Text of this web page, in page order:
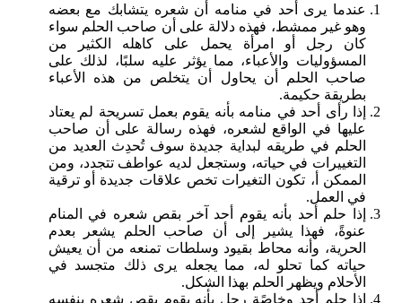
عندما يرى أحد في منامه أن شعره يتشابك مع بعضه
وهو غير ممشط، فهذه دلالة على أن صاحب الحلم سواء
كان رجل أو امرأة يحمل على كاهله الكثير من
المسؤوليات والأعباء، مما يؤثر عليه سلبًا، لذلك على
صاحب الحلم أن يحاول أن يتخلص من هذه الأعباء
بطريقة حكيمة.
إذا رأى أحد في منامه بأنه يقوم بعمل تسريحة لم يعتاد
عليها في الواقع لشعره، فهذه رسالة على أن صاحب
الحلم في طريقه لبداية جديدة سوف تُحدِث العديد من
التغييرات في حياته، وستجعل لديه عواطف تتجدد، ومن
الممكن أ، تكون التغيرات تخص علاقات جديدة أو ترقية
في العمل.
إذا حلم أحد بأنه يقوم أحد آخر بقص شعره في المنام
عنوةً، فهذا يشير إلى أن صاحب الحلم يشعر بعدم
الحرية، وأنه محاط بقيود وسلطات تمنعه من أن يعيش
حياته كما تحلو له، مما يجعله يرى ذلك متجسد في
الأحلام ويظهر الحلم بهذا الشكل.
إذا حلم أحد وخاصًة رجل بأنه يقوم بقص شعره بنفسه